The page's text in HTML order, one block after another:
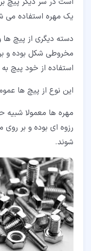
یک مهره استفاده می
دسته دیگری از پیچ ها
مخروطی شکل بوده و
استفاده از خود پیچ
این نوع از پیچ ها
مهره ها معمولا
رزوه ای بوده و بر
شوند.